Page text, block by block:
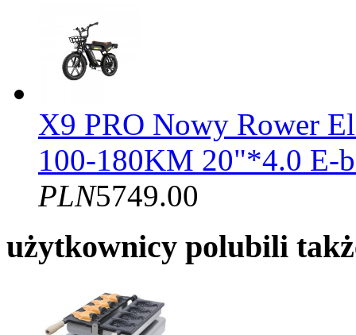
X9 PRO Nowy Rower
100-180KM 20"*4.0 E-
PLN5749.00
użytkownicy polubili